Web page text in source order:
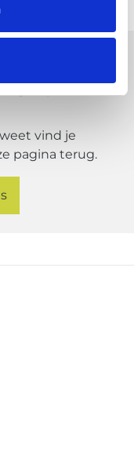
onze
vind je
pagina terug.